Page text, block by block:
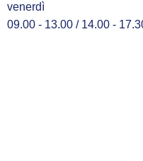
venerdì
09.00 - 13.00 / 14.00 -